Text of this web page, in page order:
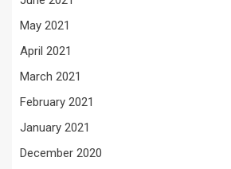
May 2021
April 2021
March 2021
February 2021
January 2021
December 2020